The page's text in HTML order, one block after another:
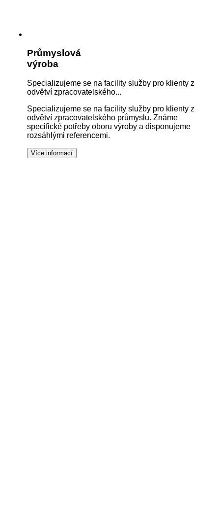
Průmyslová
výroba
Specializujeme se na facility služby pro klienty z
odvětví zpracovatelského...
Specializujeme se na facility služby pro klienty z
odvětví zpracovatelského průmyslu. Známe
specifické potřeby oboru výroby a disponujeme
rozsáhlými referencemi.